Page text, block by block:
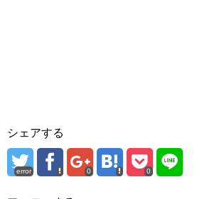
シェアする
error 0 0